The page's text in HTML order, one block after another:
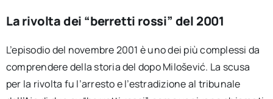
La rivolta dei “berretti rossi” del 2001
L’episodio del novembre 2001 è uno dei più complessi da
comprendere della storia del dopo Milošević. La scusa
per la rivolta fu l’arresto e l’estradizione al tribunale